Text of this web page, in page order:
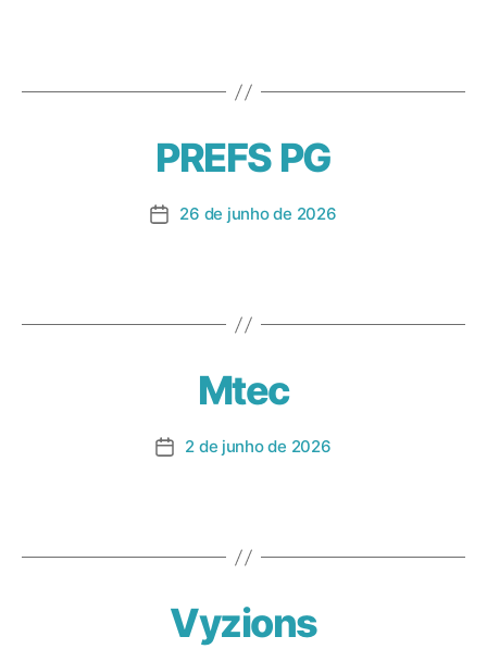
PREFS PG
26 de junho de 2026
Mtec
2 de junho de 2026
Vyzions